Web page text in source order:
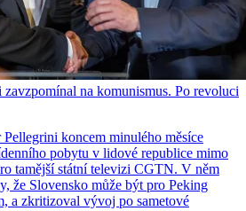
na komunismus. Po revoluci
Pellegrini koncem minulého měsíce
pobytu v lidové republice mimo
tamější státní televizi CGTN. V něm
že Slovensko může být pro Peking
a zkritizoval vývoj po sametové